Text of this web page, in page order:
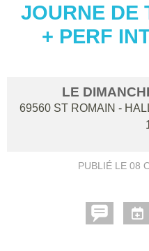
JOURNE DE
+ PERF
LE
69560 ST ROMAIN -
PUBLIÉ LE 08